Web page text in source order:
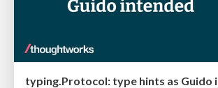
typing.Protocol: type hints as Guido